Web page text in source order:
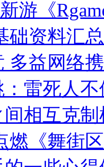
游《
础资料汇总
多益网络
雷死人
相互克制
燃《舞街